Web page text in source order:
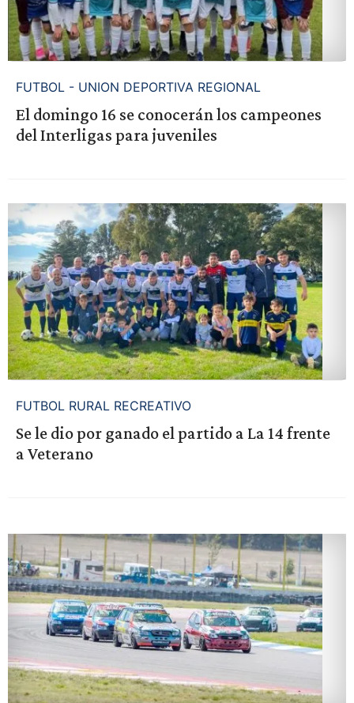
FUTBOL - UNION DEPORTIVA REGIONAL
El domingo 16 se conocerán los campeones
del Interligas para juveniles
FUTBOL RURAL RECREATIVO
Se le dio por ganado el partido a La 14 frente
a Veterano